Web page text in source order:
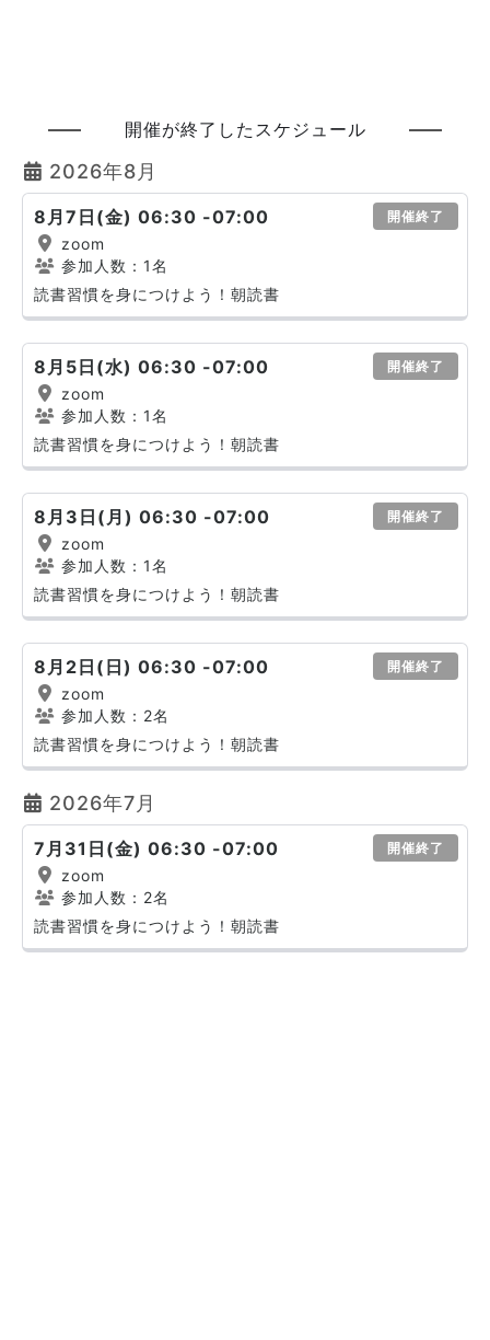
開催が終了したスケジュール
2026年8月
8月7日(金) 06:30 -07:00 開催終了
zoom
参加人数：1名
読書習慣を身につけよう！朝読書
8月5日(水) 06:30 -07:00 開催終了
zoom
参加人数：1名
読書習慣を身につけよう！朝読書
8月3日(月) 06:30 -07:00 開催終了
zoom
参加人数：1名
読書習慣を身につけよう！朝読書
8月2日(日) 06:30 -07:00 開催終了
zoom
参加人数：2名
読書習慣を身につけよう！朝読書
2026年7月
7月31日(金) 06:30 -07:00 開催終了
zoom
参加人数：2名
読書習慣を身につけよう！朝読書